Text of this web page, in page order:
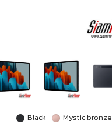
Black Mystic bronze